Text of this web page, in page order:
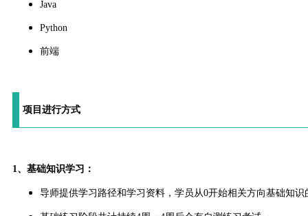
Java
Python
前端
项目进行方式
1、基础知识学习：
导师提供学习路径和学习资料，学员从0开始相关方向基础知识